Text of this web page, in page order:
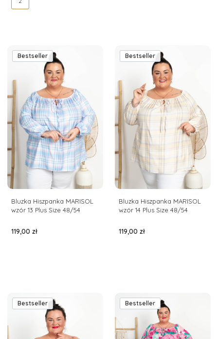
Bestseller
Bluzka Hiszpanka MARISOL
wzór 13 Plus Size 48/54
Cena
119,00 zł
Bestseller
Bluzka Hiszpanka MARISOL
wzór 14 Plus Size 48/54
Cena
119,00 zł
Bestseller Bestseller